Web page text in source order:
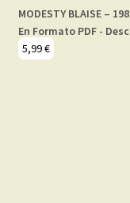
MODESTY BLAISE –
En Formato PDF -
5,99€